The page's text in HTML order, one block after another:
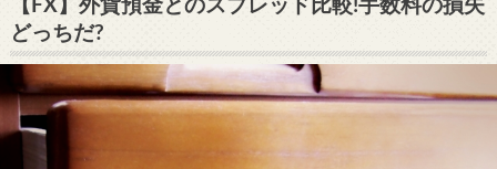
【FX】外貨預金とのスプレッド比較!手数料の損失
どっちだ?